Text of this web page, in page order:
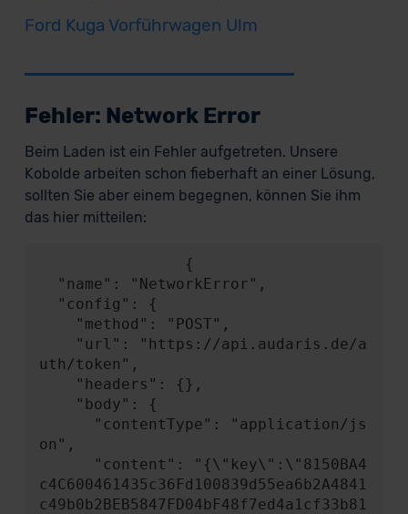
Ford Kuga Vorführwagen Ulm
Fehler: Network Error
Beim Laden ist ein Fehler aufgetreten. Unsere
Kobolde arbeiten schon fieberhaft an einer Lösung,
sollten Sie aber einem begegnen, können Sie ihm
das hier mitteilen:
uth/token",
on",
c4C600461435c36Fd100839d55ea6b2A4841
c49b0b2BEB5847FD04bF48f7ed4a1cf33b81